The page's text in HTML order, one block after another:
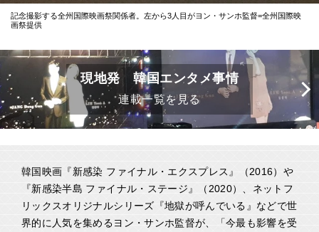
記念撮影する全州国際映画祭関係者。左から3人目がヨン・サンホ監督=全州国際映
画祭提供
現地発 韓国エンタメ事情
連載一覧を見る
韓国映画『新感染 ファイナル・エクスプレス』（2016）や
『新感染半島 ファイナル・ステージ』（2020）、ネットフ
リックスオリジナルシリーズ『地獄が呼んでいる』などで世
界的に人気を集めるヨン・サンホ監督が、「今最も影響を受